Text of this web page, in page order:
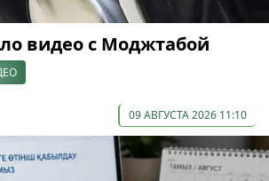
видео с Моджтабой
09 АВГУСТА 2026 11:10